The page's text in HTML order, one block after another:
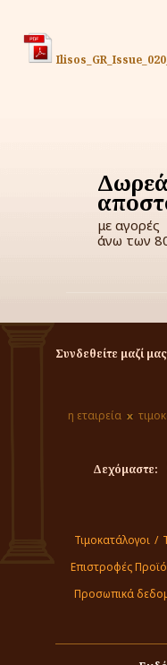
με αγορές
άνω των
Συνδεθείτε μαζί
η εταιρεία
Δεχόμαστε:
Τιμοκατάλογοι /
Επιστροφές
Προσωπικά